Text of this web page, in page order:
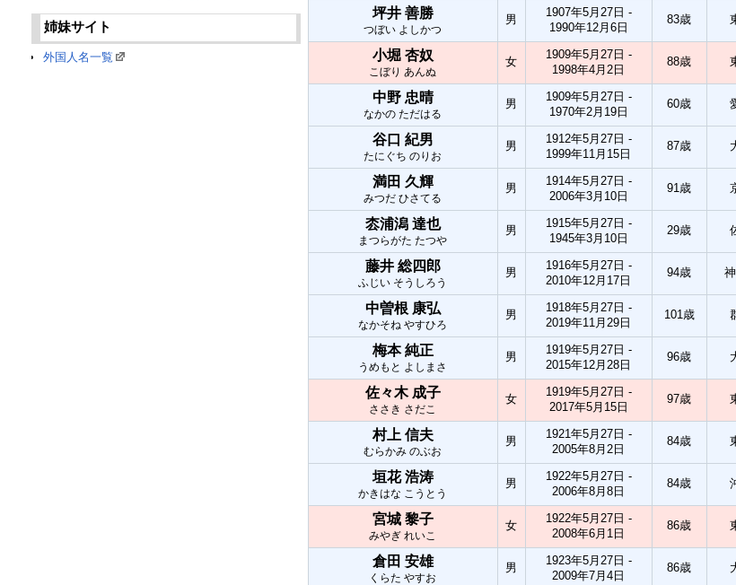
姉妹サイト
外国人名一覧
坪井 善勝
つぼい よしかつ
男
1907年5月27日 -
1990年12月6日
83歳
小堀 杏奴
こぼり あんぬ
女
1909年5月27日 -
1998年4月2日
88歳
中野 忠晴
なかの ただはる
男
1909年5月27日 -
1970年2月19日
60歳
谷口 紀男
たにぐち のりお
男
1912年5月27日 -
1999年11月15日
87歳
満田 久輝
みつだ ひさてる
男
1914年5月27日 -
2006年3月10日
91歳
枩浦潟 達也
まつらがた たつや
男
1915年5月27日 -
1945年3月10日
29歳
藤井 総四郎
ふじい そうしろう
男
1916年5月27日 -
2010年12月17日
94歳
中曽根 康弘
なかそね やすひろ
男
1918年5月27日 -
2019年11月29日
101歳
梅本 純正
うめもと よしまさ
男
1919年5月27日 -
2015年12月28日
96歳
佐々木 成子
ささき さだこ
女
1919年5月27日 -
2017年5月15日
97歳
村上 信夫
むらかみ のぶお
男
1921年5月27日 -
2005年8月2日
84歳
垣花 浩涛
かきはな こうとう
男
1922年5月27日 -
2006年8月8日
84歳
宮城 黎子
みやぎ れいこ
女
1922年5月27日 -
2008年6月1日
86歳
倉田 安雄
くらた やすお
男
1923年5月27日 -
2009年7月4日
86歳